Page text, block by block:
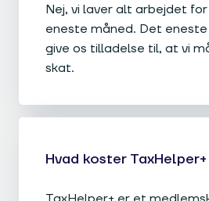
Nej, vi laver alt arbejdet
eneste måned. Det
give os tilladelse til, at vi
skat.
Hvad koster TaxHelper+